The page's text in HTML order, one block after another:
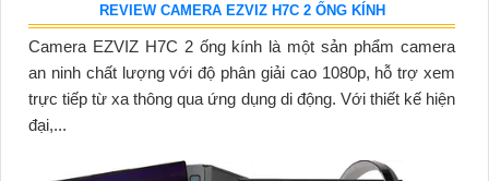
REVIEW CAMERA EZVIZ H7C 2 ỐNG KÍNH
Camera EZVIZ H7C 2 ống kính là một sản phẩm camera
an ninh chất lượng với độ phân giải cao 1080p, hỗ trợ xem
trực tiếp từ xa thông qua ứng dụng di động. Với thiết kế hiện
đại,...